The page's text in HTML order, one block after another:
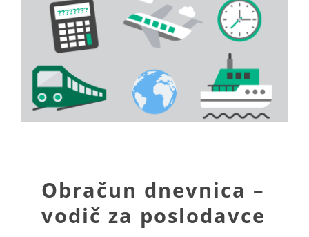
Larger
Image
Obračun dnevnica –
vodič za poslodavce